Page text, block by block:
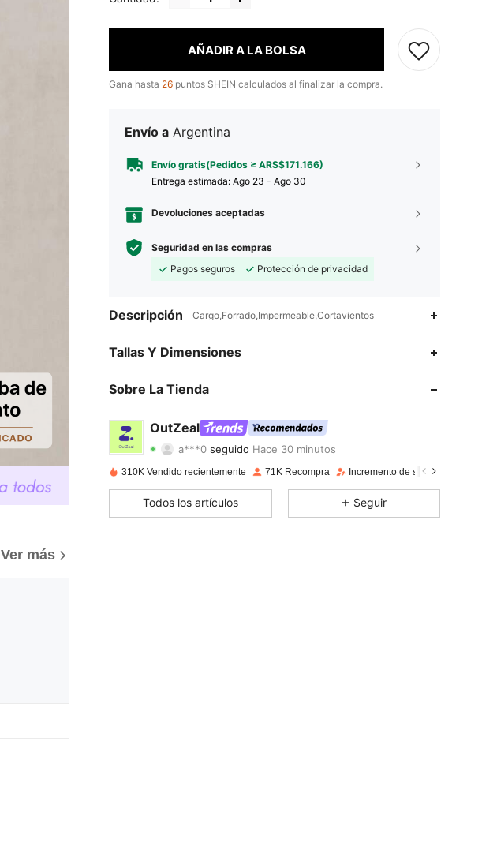
Ver más
AÑADIR A LA BOLSA
Gana hasta 26 puntos SHEIN calculados al finalizar la compra.
Envío a Argentina
Envío gratis(Pedidos ≥ ARS$171.166)
Entrega estimada: Ago 23 - Ago 30
Devoluciones aceptadas
Seguridad en las compras
Pagos seguros
Protección de privacidad
Descripción Cargo,Forrado,Impermeable,Cortavientos
Tallas Y Dimensiones
Sobre La Tienda
OutZeal
4,85
a***0seguidoHace 30 minutos
4,85 Calificación 1.3KArtículos 172K
4,85 1.3K 172K
310K Vendido recientemente 71K Recompra Incremento de seguidores de 19%
Todos los artículos Seguir